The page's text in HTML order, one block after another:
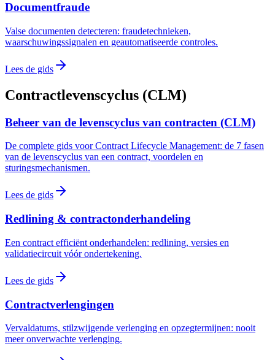
Documentfraude
Valse documenten detecteren: fraudetechnieken,
waarschuwingssignalen en geautomatiseerde controles.
Lees de gids
Contractlevenscyclus (CLM)
Beheer van de levenscyclus van contracten (CLM)
De complete gids voor Contract Lifecycle Management: de 7 fasen
van de levenscyclus van een contract, voordelen en
sturingsmechanismen.
Lees de gids
Redlining & contractonderhandeling
Een contract efficiënt onderhandelen: redlining, versies en
validatiecircuit vóór ondertekening.
Lees de gids
Contractverlengingen
Vervaldatums, stilzwijgende verlenging en opzegtermijnen: nooit
meer onverwachte verlenging.